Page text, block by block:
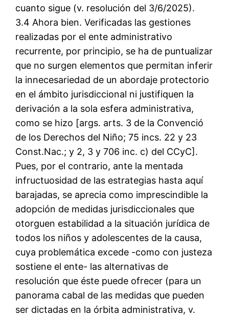
cuanto sigue (v. resolución del 3/6/2025).
3.4 Ahora bien. Verificadas las gestiones
realizadas por el ente administrativo
recurrente, por principio, se ha de puntualizar
que no surgen elementos que permitan inferir
la innecesariedad de un abordaje protectorio
en el ámbito jurisdiccional ni justifiquen la
derivación a la sola esfera administrativa,
como se hizo [args. arts. 3 de la Convenció
de los Derechos del Niño; 75 incs. 22 y 23
Const.Nac.; y 2, 3 y 706 inc. c) del CCyC].
Pues, por el contrario, ante la mentada
infructuosidad de las estrategias hasta aquí
barajadas, se aprecia como imprescindible la
adopción de medidas jurisdiccionales que
otorguen estabilidad a la situación jurídica de
todos los niños y adolescentes de la causa,
cuya problemática excede -como con justeza
sostiene el ente- las alternativas de
resolución que éste puede ofrecer (para un
panorama cabal de las medidas que pueden
ser dictadas en la órbita administrativa, v.